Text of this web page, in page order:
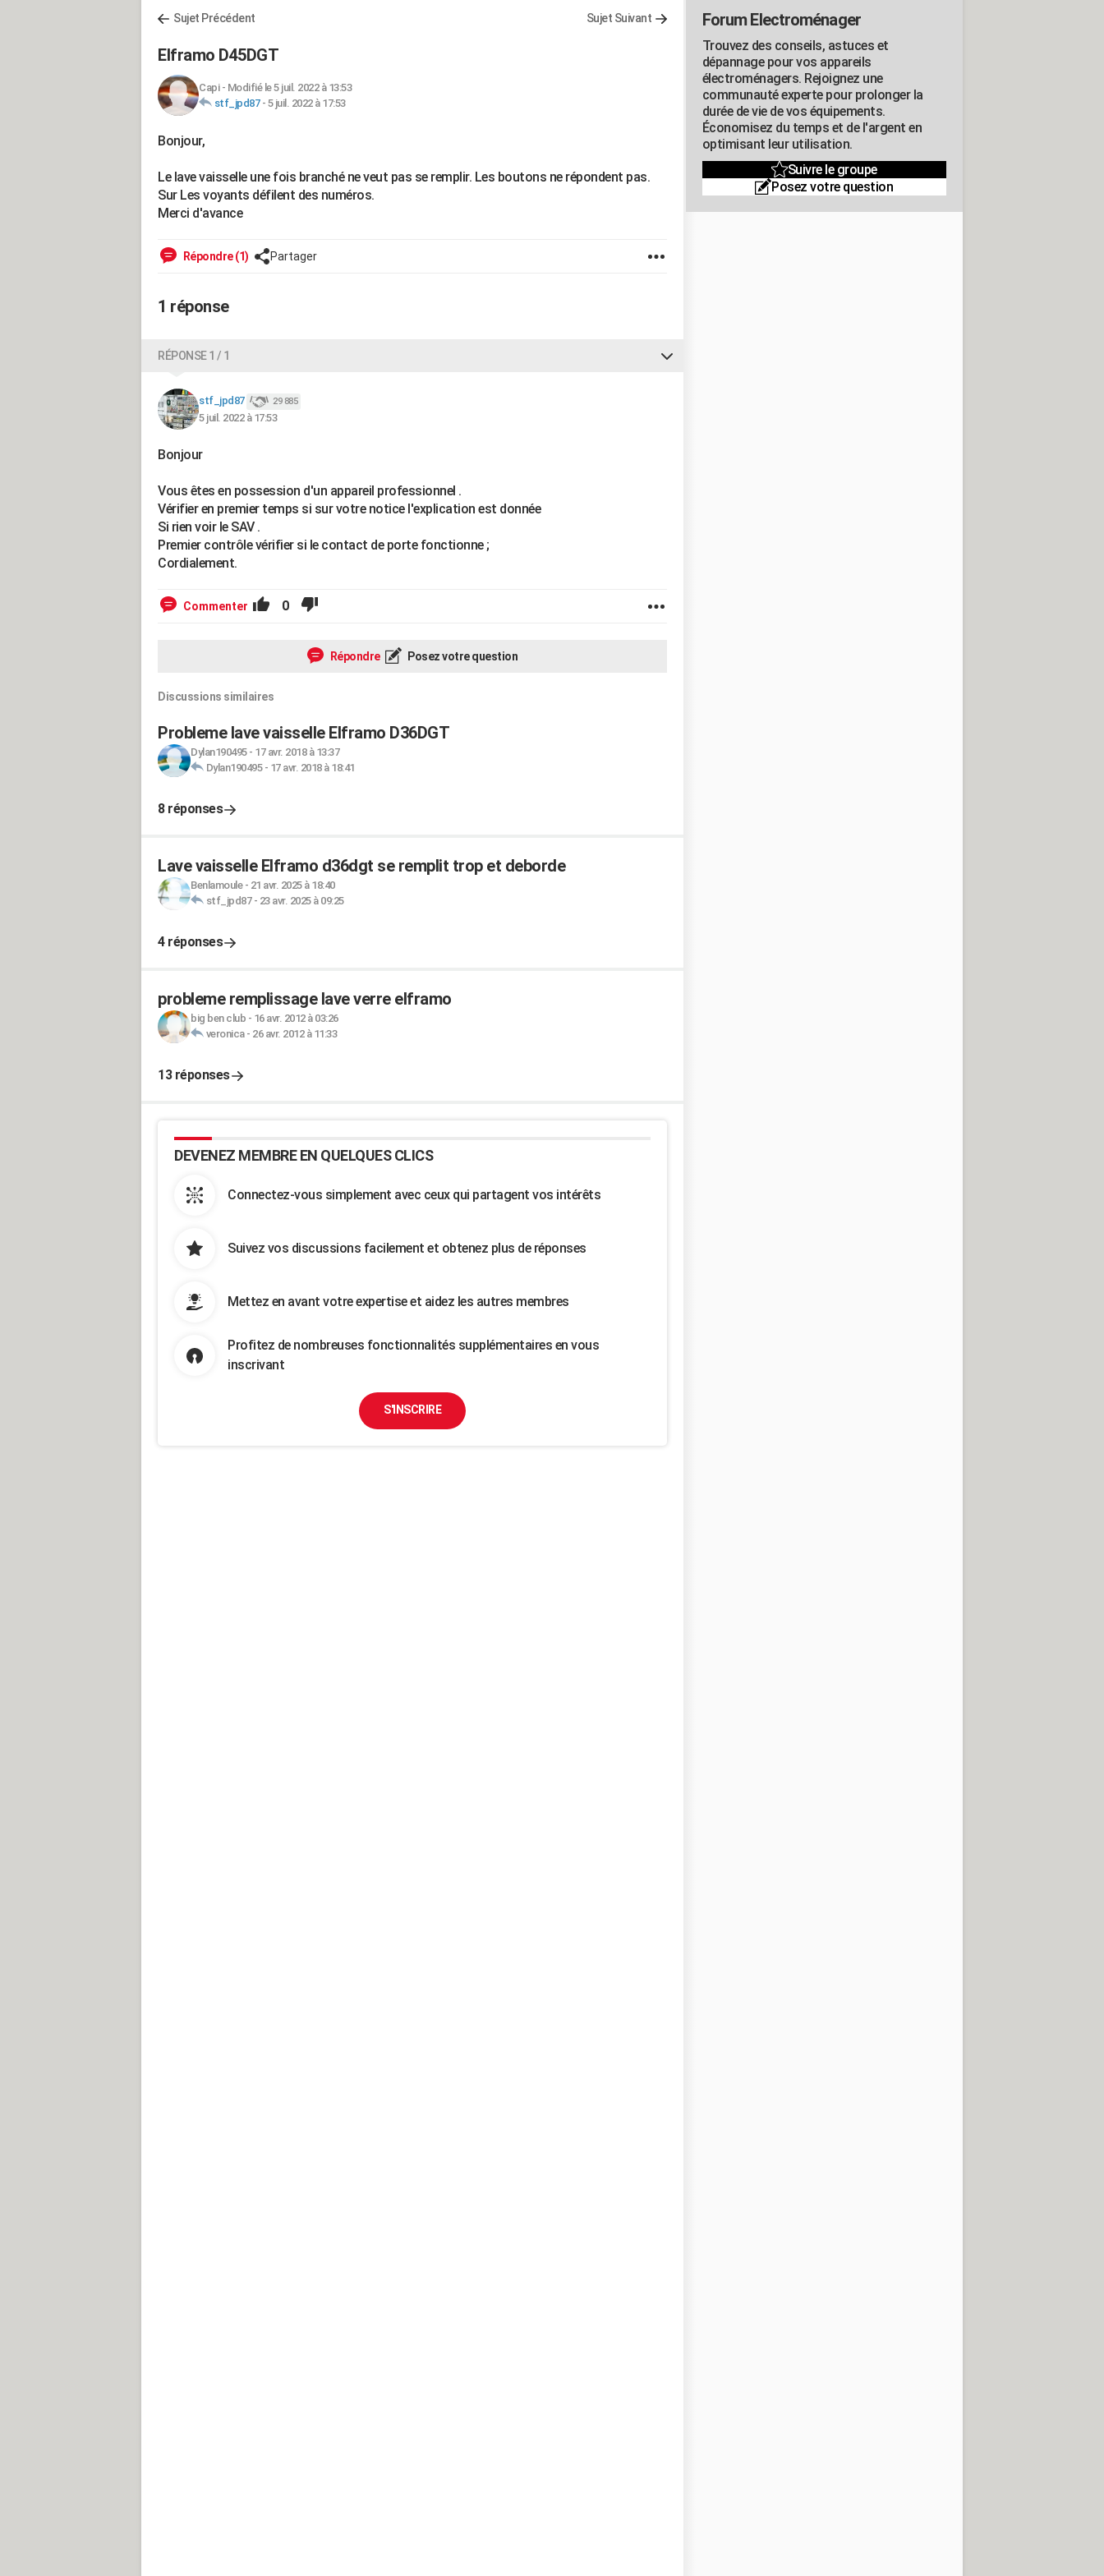
Sujet Précédent Sujet Suivant
Elframo D45DGT
Capi- Modifié le 5 juil. 2022 à 13:53
stf_jpd87- 5 juil. 2022 à 17:53
Bonjour,
Le lave vaisselle une fois branché ne veut pas se remplir. Les boutons ne répondent pas.
Sur Les voyants défilent des numéros.
Merci d'avance
Répondre (1) Partager
1 réponse
RÉPONSE 1 / 1
stf_jpd87 29 885
5 juil. 2022 à 17:53
Bonjour
Vous êtes en possession d'un appareil professionnel .
Vérifier en premier temps si sur votre notice l'explication est donnée
Si rien voir le SAV .
Premier contrôle vérifier si le contact de porte fonctionne ;
Cordialement.
Commenter 0
Répondre Posez votre question
Discussions similaires
Probleme lave vaisselle Elframo D36DGT
Dylan190495- 17 avr. 2018 à 13:37
Dylan190495- 17 avr. 2018 à 18:41
8 réponses
Lave vaisselle Elframo d36dgt se remplit trop et deborde
Benlamoule- 21 avr. 2025 à 18:40
stf_jpd87- 23 avr. 2025 à 09:25
4 réponses
probleme remplissage lave verre elframo
big ben club - 16 avr. 2012 à 03:26
veronica- 26 avr. 2012 à 11:33
13 réponses
DEVENEZ MEMBRE EN QUELQUES CLICS
Connectez-vous simplement avec ceux qui partagent vos intérêts
Suivez vos discussions facilement et obtenez plus de réponses
Mettez en avant votre expertise et aidez les autres membres
Profitez de nombreuses fonctionnalités supplémentaires en vous
inscrivant
S'INSCRIRE
Forum Electroménager
Trouvez des conseils, astuces et
dépannage pour vos appareils
électroménagers. Rejoignez une
communauté experte pour prolonger la
durée de vie de vos équipements.
Économisez du temps et de l'argent en
optimisant leur utilisation.
Suivre le groupe
Posez votre question